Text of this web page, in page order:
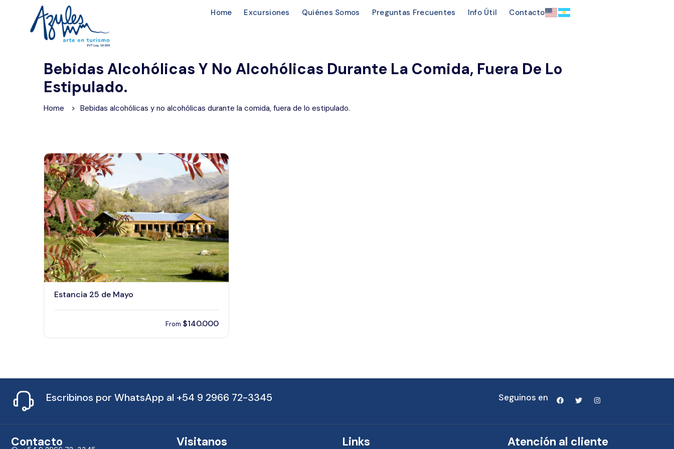
Home Excursiones Quiénes Somos Preguntas Frecuentes Info Útil Contacto
Bebidas Alcohólicas Y No Alcohólicas Durante La Comida, Fuera De Lo
Estipulado.
Home Bebidas alcohólicas y no alcohólicas durante la comida, fuera de lo estipulado.
Estancia 25 de Mayo
From $140.000
Escribinos por WhatsApp al +54 9 2966 72-3345 Seguinos en
Contacto Visitanos Links Atención al cliente